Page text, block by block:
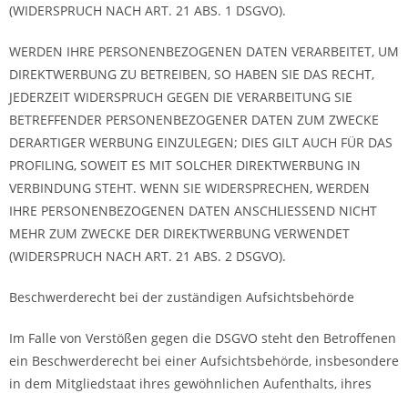
(WIDERSPRUCH NACH ART. 21 ABS. 1 DSGVO).
WERDEN IHRE PERSONENBEZOGENEN DATEN VERARBEITET, UM
DIREKTWERBUNG ZU BETREIBEN, SO HABEN SIE DAS RECHT,
JEDERZEIT WIDERSPRUCH GEGEN DIE VERARBEITUNG SIE
BETREFFENDER PERSONENBEZOGENER DATEN ZUM ZWECKE
DERARTIGER WERBUNG EINZULEGEN; DIES GILT AUCH FÜR DAS
PROFILING, SOWEIT ES MIT SOLCHER DIREKTWERBUNG IN
VERBINDUNG STEHT. WENN SIE WIDERSPRECHEN, WERDEN
IHRE PERSONENBEZOGENEN DATEN ANSCHLIESSEND NICHT
MEHR ZUM ZWECKE DER DIREKTWERBUNG VERWENDET
(WIDERSPRUCH NACH ART. 21 ABS. 2 DSGVO).
Beschwerderecht bei der zuständigen Aufsichtsbehörde
Im Falle von Verstößen gegen die DSGVO steht den Betroffenen
ein Beschwerderecht bei einer Aufsichtsbehörde, insbesondere
in dem Mitgliedstaat ihres gewöhnlichen Aufenthalts, ihres